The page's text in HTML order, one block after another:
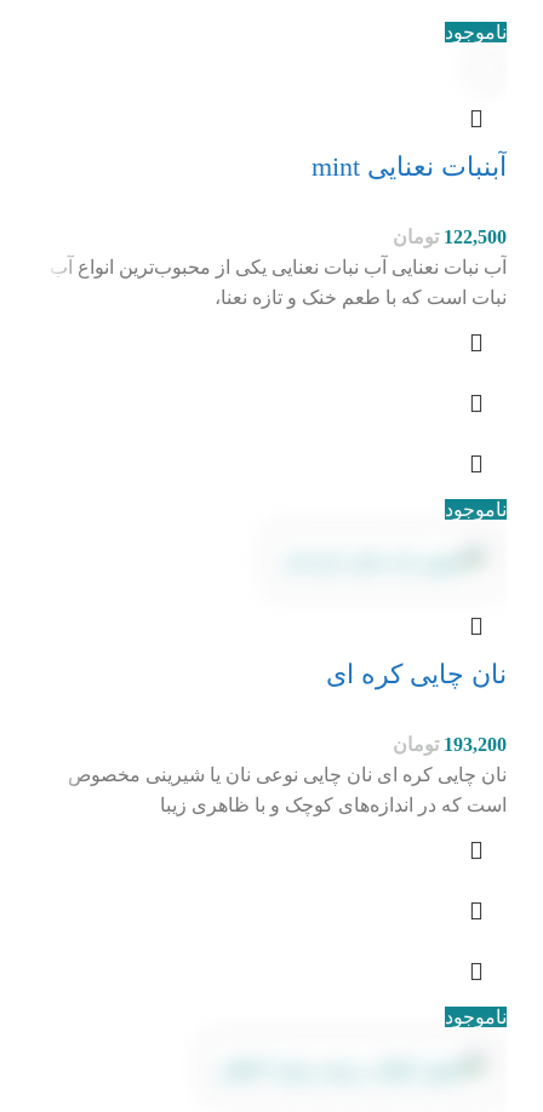
ناموجود
آبنبات نعنایی mint
122,500 تومان
آب نبات نعنایی آب نبات نعنایی یکی از محبوب‌ترین انواع آب
نبات است که با طعم خنک و تازه نعنا،
ناموجود
نان چایی کره ای
193,200 تومان
نان چایی کره ای نان چایی نوعی نان یا شیرینی مخصوص
است که در اندازه‌های کوچک و با ظاهری زیبا
ناموجود